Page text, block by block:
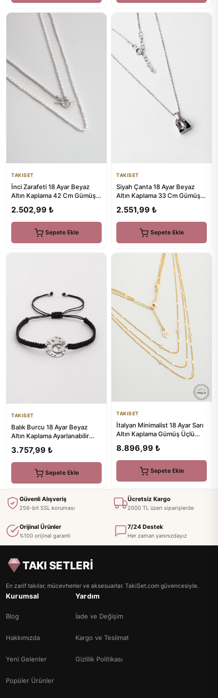
TAKISET
İnci Zarafeti 18 Ayar Beyaz
Altın Kaplama 42 Cm Gümüş
2.502,99 ₺
Sepete Ekle
TAKISET
Siyah Çanta 18 Ayar Beyaz
Altın Kaplama 33 Cm Gümüş
2.551,99 ₺
Sepete Ekle
TAKISET
Balık Burcu 18 Ayar Beyaz
Altın Kaplama Ayarlanabilir
3.757,99 ₺
Sepete Ekle
TAKISET
İtalyan Minimalist 18 Ayar Sarı
Altın Kaplama Gümüş Üçlü
8.896,99 ₺
Sepete Ekle
Güvenli Alışveriş
256-bit SSL koruması
Ücretsiz Kargo
2000 TL üzeri siparişlerde
Orijinal Ürünler
%100 orijinal garanti
7/24 Destek
Her zaman yanınızdayız
TAKI SETLERİ
En zarif takılar, mücevherler ve aksesuarlar. TakiSet.com güvencesiyle.
Kurumsal
Blog
Hakkımızda
Yeni Gelenler
Popüler Ürünler
Yardım
İade ve Değişim
Kargo ve Teslimat
Gizlilik Politikası